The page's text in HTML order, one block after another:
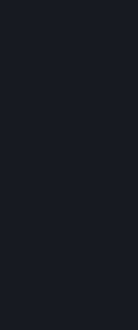
przypadek nie podlega
tak możesz o niego
Konsumenci
mieć dodatkowe prawa
Zwrócimy ci całkowitą
zatwierdzenia zwrotu.
Portfela Steam lub przy
której użyto do dokonania
nie będzie w stanie
użytej metody płatności,
Steam. Niektóre metody
kraju mogą nie wspierać
Kliknij
Kiedy można
Oferta zwrotu pieniędzy na
od daty zakupu i dla
godziny, dotyczy gier i
znajduje się opis działania